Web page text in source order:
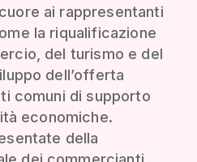
ai rappresentanti
la riqualificazione
del turismo e del
dell’offerta
comuni di supporto
economiche.
della